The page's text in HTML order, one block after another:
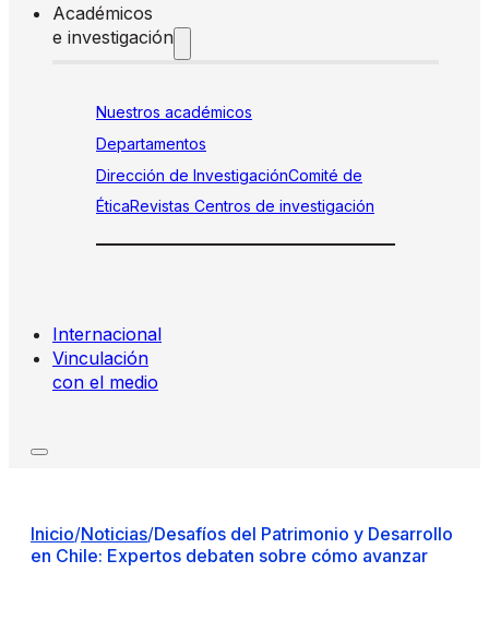
Académicos
e investigación
Nuestros académicos
Departamentos
Dirección de InvestigaciónComité de
ÉticaRevistas Centros de investigación
Internacional
Vinculación
con el medio
Inicio/Noticias/Desafíos del Patrimonio y Desarrollo
en Chile: Expertos debaten sobre cómo avanzar